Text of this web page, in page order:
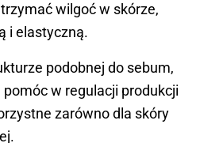
wilgoć w skórze,
i elastyczną.
podobnej do sebum,
pomóc w regulacji produkcji
zarówno dla skóry